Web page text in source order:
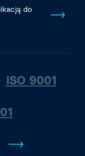
do
ISO 9001